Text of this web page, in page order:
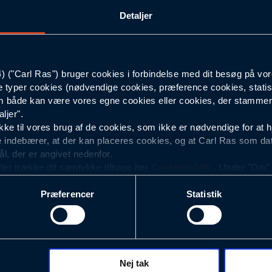
Detaljer
("Carl Ras") bruger cookies i forbindelse med dit besøg på
typer cookies (nødvendige cookies, præference cookies,
både kan være vores egne cookies eller cookies, der
til vores brug af de cookies, som ikke er nødvendige for at
indebærer, at der kan placeres cookies, og at Carl Ras som
der er angivet nedenfor.
trække dit samtykke tilbage her
. Under
med det formål at optimere design, brugervenlighed og
analyser af, hvilke oplysninger der er mest populære, og
hvad der klikkes på, sider/indhold der besøges, browsertype,
(computer, smartphone mv.) samt de features, der anvendes.
Præferencer Statistik
Nej tak
Unisex